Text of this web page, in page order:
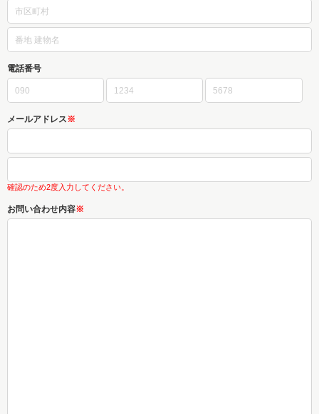
電話番号
メールアドレス※
確認のため2度入力してください。
お問い合わせ内容※